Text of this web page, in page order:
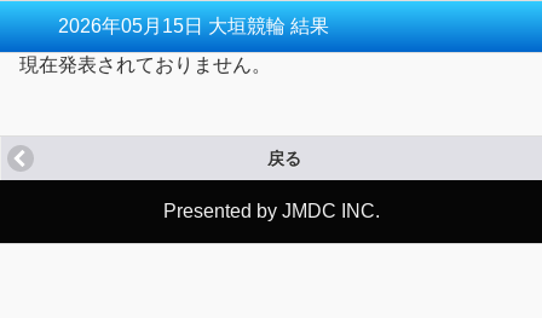
2026年05月15日 大垣競輪 結果
現在発表されておりません。
戻る
Presented by JMDC INC.